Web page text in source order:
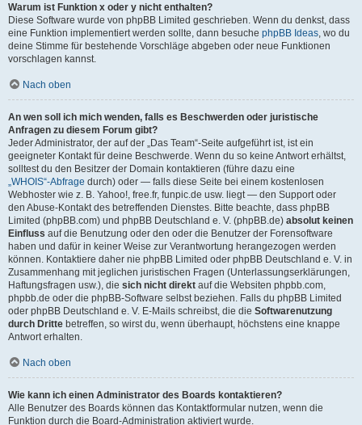
Warum ist Funktion x oder y nicht enthalten?
Diese Software wurde von phpBB Limited geschrieben. Wenn du denkst, dass
eine Funktion implementiert werden sollte, dann besuche phpBB Ideas, wo du
deine Stimme für bestehende Vorschläge abgeben oder neue Funktionen
vorschlagen kannst.
Nach oben
An wen soll ich mich wenden, falls es Beschwerden oder juristische
Anfragen zu diesem Forum gibt?
Jeder Administrator, der auf der „Das Team“-Seite aufgeführt ist, ist ein
geeigneter Kontakt für deine Beschwerde. Wenn du so keine Antwort erhältst,
solltest du den Besitzer der Domain kontaktieren (führe dazu eine
„WHOIS“-Abfrage durch) oder — falls diese Seite bei einem kostenlosen
Webhoster wie z. B. Yahoo!, free.fr, funpic.de usw. liegt — den Support oder
den Abuse-Kontakt des betreffenden Dienstes. Bitte beachte, dass phpBB
Limited (phpBB.com) und phpBB Deutschland e. V. (phpBB.de) absolut keinen
Einfluss auf die Benutzung oder den oder die Benutzer der Forensoftware
haben und dafür in keiner Weise zur Verantwortung herangezogen werden
können. Kontaktiere daher nie phpBB Limited oder phpBB Deutschland e. V. in
Zusammenhang mit jeglichen juristischen Fragen (Unterlassungserklärungen,
Haftungsfragen usw.), die sich nicht direkt auf die Websiten phpbb.com,
phpbb.de oder die phpBB-Software selbst beziehen. Falls du phpBB Limited
oder phpBB Deutschland e. V. E-Mails schreibst, die die Softwarenutzung
durch Dritte betreffen, so wirst du, wenn überhaupt, höchstens eine knappe
Antwort erhalten.
Nach oben
Wie kann ich einen Administrator des Boards kontaktieren?
Alle Benutzer des Boards können das Kontaktformular nutzen, wenn die
Funktion durch die Board-Administration aktiviert wurde.